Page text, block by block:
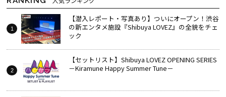
【潜入レポート・写真あり】ついにオープン！渋谷
の新エンタメ施設『Shibuya LOVEZ』の全貌をチェ
ック
【セットリスト】Shibuya LOVEZ OPENING SERIES
－Kiramune Happy Summer Tune－